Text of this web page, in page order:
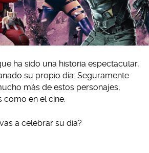
ha sido una historia espectacular,
su propio día. Seguramente
más de estos personajes,
como en el cine.
a celebrar su día?